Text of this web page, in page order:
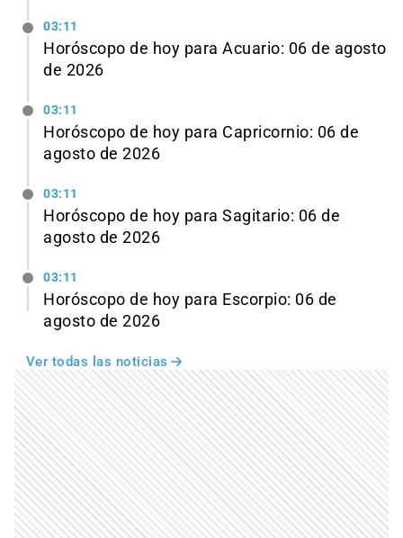
03:11
Horóscopo de hoy para Acuario: 06 de agosto
de 2026
03:11
Horóscopo de hoy para Capricornio: 06 de
agosto de 2026
03:11
Horóscopo de hoy para Sagitario: 06 de
agosto de 2026
03:11
Horóscopo de hoy para Escorpio: 06 de
agosto de 2026
Ver todas las noticias